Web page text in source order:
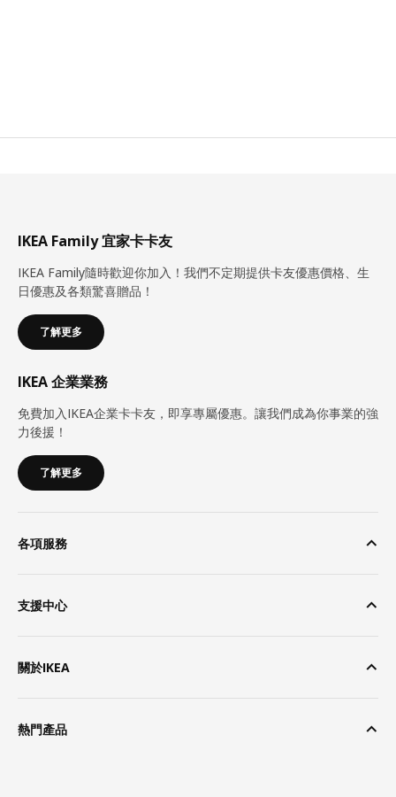
IKEA Family 宜家卡卡友
IKEA Family隨時歡迎你加入！我們不定期提供卡友優惠價格、生
日優惠及各類驚喜贈品！
了解更多
IKEA 企業業務
免費加入IKEA企業卡卡友，即享專屬優惠。讓我們成為你事業的強
力後援！
了解更多
各項服務
支援中心
關於IKEA
熱門產品